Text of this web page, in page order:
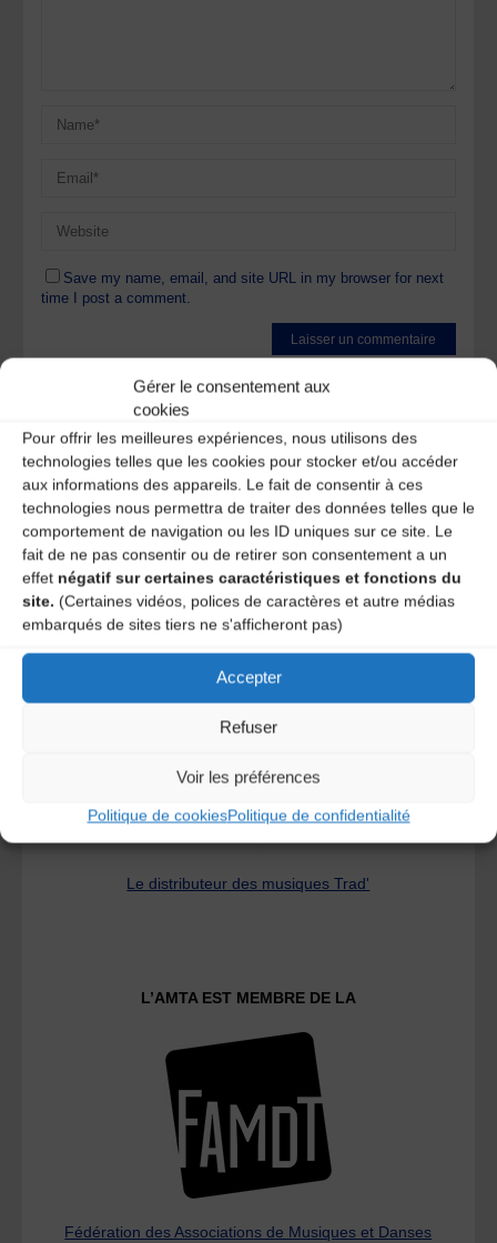
Gérer le consentement aux
cookies
Pour offrir les meilleures expériences, nous utilisons des
technologies telles que les cookies pour stocker et/ou accéder
aux informations des appareils. Le fait de consentir à ces
technologies nous permettra de traiter des données telles que le
comportement de navigation ou les ID uniques sur ce site. Le
fait de ne pas consentir ou de retirer son consentement a un
effet négatif sur certaines caractéristiques et fonctions du
site. (Certaines vidéos, polices de caractères et autre médias
embarqués de sites tiers ne s'afficheront pas)
Accepter
Refuser
Voir les préférences
Politique de cookiesPolitique de confidentialité
Save my name, email, and site URL in my browser for next
time I post a comment.
Ce site utilise Akismet pour réduire les indésirables.
savoir plus sur la façon dont les données de vos
A DECOUVRIR :
Le distributeur des musiques Trad'
L’AMTA EST MEMBRE DE LA
Fédération des Associations de Musiques et Danses